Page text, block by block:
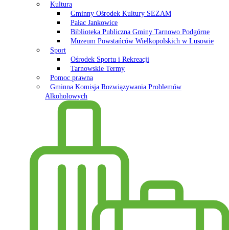
Kultura
Gminny Ośrodek Kultury SEZAM
Pałac Jankowice
Biblioteka Publiczna Gminy Tarnowo Podgórne
Muzeum Powstańców Wielkopolskich w Lusowie
Sport
Ośrodek Sportu i Rekreacji
Tarnowskie Termy
Pomoc prawna
Gminna Komisja Rozwiązywania Problemów
Alkoholowych